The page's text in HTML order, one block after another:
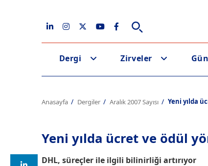
Dergi Zirveler
Anasayfa Dergiler Aralık 2007 Sayısı Yeni yılda
Yeni yılda ücret ve ödül
DHL, süreçler ile ilgili bilinirliği artırıyor